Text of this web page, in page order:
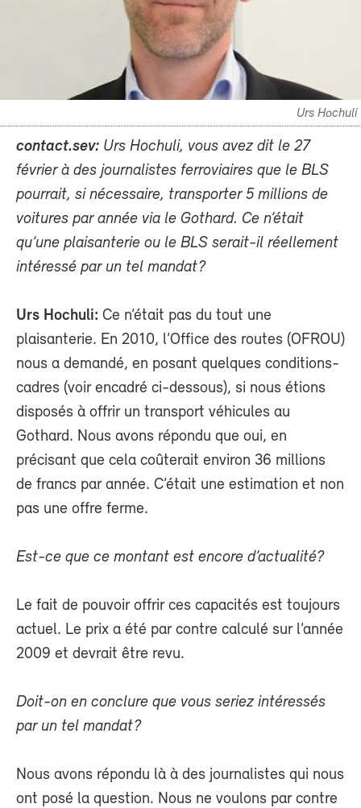
Urs Hochuli
contact.sev: Urs Hochuli, vous avez dit le 27
février à des journalistes ferroviaires que le BLS
pourrait, si nécessaire, transporter 5 millions de
voitures par année via le Gothard. Ce n’était
qu’une plaisanterie ou le BLS serait-il réellement
intéressé par un tel mandat?
Urs Hochuli: Ce n’était pas du tout une
plaisanterie. En 2010, l’Office des routes (OFROU)
nous a demandé, en posant quelques conditions-
cadres (voir encadré ci-dessous), si nous étions
disposés à offrir un transport véhicules au
Gothard. Nous avons répondu que oui, en
précisant que cela coûterait environ 36 millions
de francs par année. C’était une estimation et non
pas une offre ferme.
Est-ce que ce montant est encore d’actualité?
Le fait de pouvoir offrir ces capacités est toujours
actuel. Le prix a été par contre calculé sur l’année
2009 et devrait être revu.
Doit-on en conclure que vous seriez intéressés
par un tel mandat?
Nous avons répondu là à des journalistes qui nous
ont posé la question. Nous ne voulons par contre